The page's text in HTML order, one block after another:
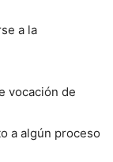
a la
vocación de
a algún proceso